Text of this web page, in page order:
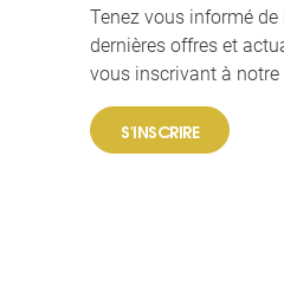
Tenez vous informé de
dernières offres et
vous inscrivant à notre
S'INSCRIRE